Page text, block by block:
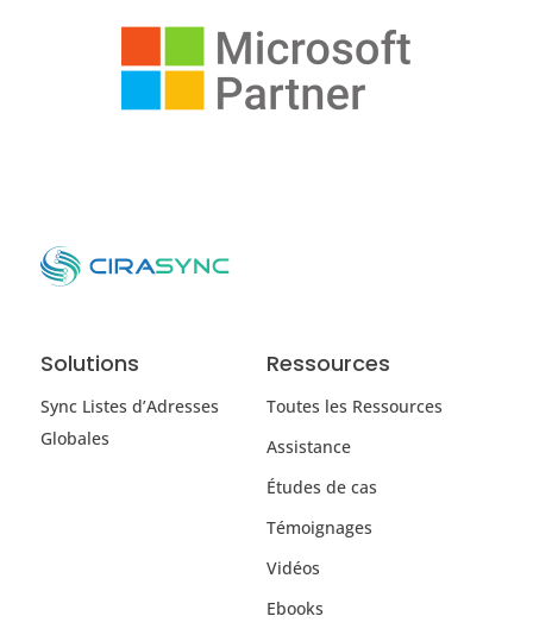
Solutions
Sync Listes d’Adresses
Globales
Ressources
Toutes les Ressources
Assistance
Études de cas
Témoignages
Vidéos
Ebooks